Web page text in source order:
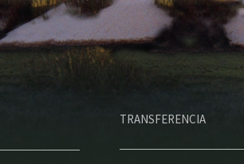
TRANSFERENCIA